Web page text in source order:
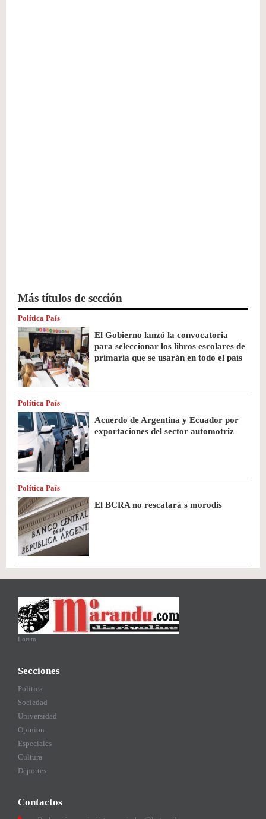
Más títulos de sección
Política País
El Gobierno lanzó la convocatoria
para seleccionar los libros escolares de
primaria que se usarán en todo el país
Política País
Acuerdo de Argentina y Ecuador por
exportaciones del sector automotriz
Política País
El BCRA no rescatará s morodis
Lorem
Secciones
Politica
Sociedad
Universidad
Opinion
Especiales
Cultura
Deportes
Contactos